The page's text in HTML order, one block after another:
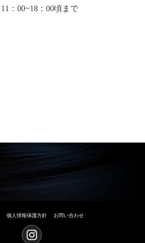
：00~18：00頃まで
個人情報保護方針 お問い合わせ